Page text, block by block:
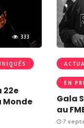
333
Monde
EN
Gala
au
7